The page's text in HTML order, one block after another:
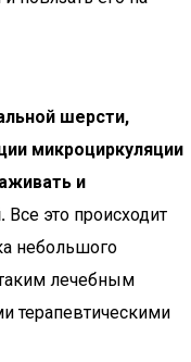
шерсти,
микроциркуляции
и
Все это происходит
небольшого
лечебным
терапевтическими